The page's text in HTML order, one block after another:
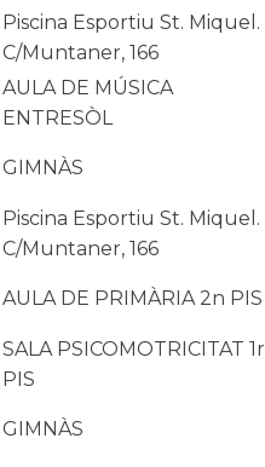
Piscina Esportiu St. Miquel.
C/Muntaner, 166
AULA DE MÚSICA
ENTRESÒL
GIMNÀS
Piscina Esportiu St. Miquel.
C/Muntaner, 166
AULA DE PRIMÀRIA 2n PIS
SALA PSICOMOTRICITAT 1r
PIS
GIMNÀS